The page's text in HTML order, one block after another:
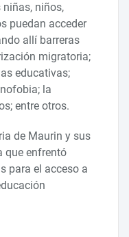
niñas, niños,
puedan acceder
allí barreras
migratoria;
educativas;
la
entre otros.
de Maurin y sus
que enfrentó
para el acceso a